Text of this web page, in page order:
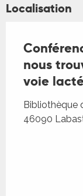
Localisation
nous
voie
Bibliothèque
46090